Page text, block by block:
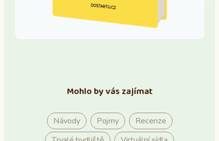
Mohlo by vás zajímat
Návody Pojmy
Recenze